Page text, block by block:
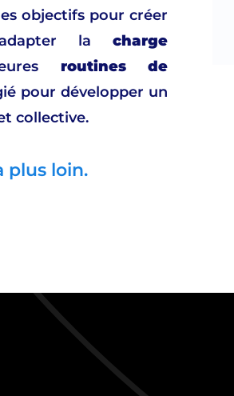
objectifs pour créer
la charge
routines de
pour développer un
collective.
plus loin.